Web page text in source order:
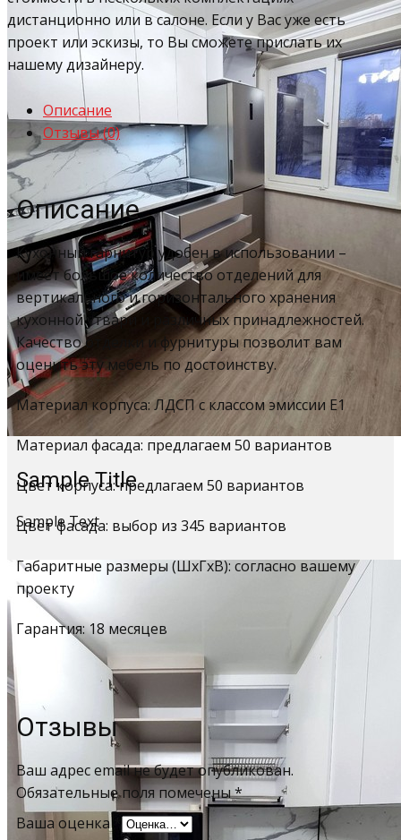
Sample Title
Sample Text
дистанционно или в салоне. Если у Вас уже есть
проект или эскизы, то Вы сможете прислать их
нашему дизайнеру.
Описание
Отзывы (0)
Описание
Кухонный гарнитур удобен в использовании –
имеет большое количество отделений для
вертикального и горизонтального хранения
кухонной утвари и различных принадлежностей.
Качество отделки и фурнитуры позволит вам
оценить эту мебель по достоинству.
Материал корпуса: ЛДСП с классом эмиссии Е1
Материал фасада: предлагаем 50 вариантов
Цвет корпуса: предлагаем 50 вариантов
Цвет фасада: выбор из 345 вариантов
Габаритные размеры (ШхГхВ): согласно вашему
проекту
Гарантия: 18 месяцев
Отзывы
Ваш адрес email не будет опубликован.
Обязательные поля помечены*
Ваша оценка